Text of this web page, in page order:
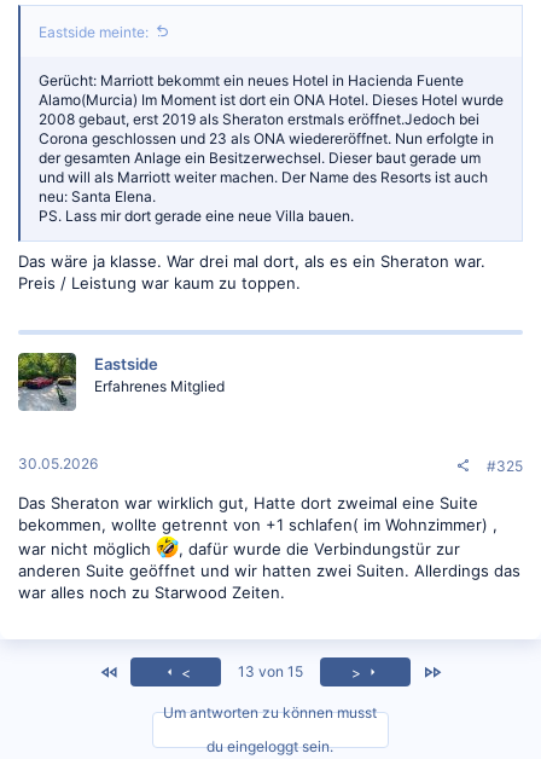
Eastside meinte:
Gerücht: Marriott bekommt ein neues Hotel in Hacienda Fuente
Alamo(Murcia) Im Moment ist dort ein ONA Hotel. Dieses Hotel wurde
2008 gebaut, erst 2019 als Sheraton erstmals eröffnet.Jedoch bei
Corona geschlossen und 23 als ONA wiedereröffnet. Nun erfolgte in
der gesamten Anlage ein Besitzerwechsel. Dieser baut gerade um
und will als Marriott weiter machen. Der Name des Resorts ist auch
neu: Santa Elena.
PS. Lass mir dort gerade eine neue Villa bauen.
Das wäre ja klasse. War drei mal dort, als es ein Sheraton war.
Preis / Leistung war kaum zu toppen.
Eastside
Erfahrenes Mitglied
30.05.2026 #325
Das Sheraton war wirklich gut, Hatte dort zweimal eine Suite
bekommen, wollte getrennt von +1 schlafen( im Wohnzimmer) ,
war nicht möglich
, dafür wurde die Verbindungstür zur
anderen Suite geöffnet und wir hatten zwei Suiten. Allerdings das
war alles noch zu Starwood Zeiten.
< 13 von 15 >
Um antworten zu können musst
du eingeloggt sein.